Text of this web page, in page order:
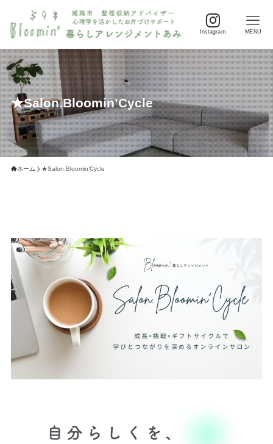
Instagram MENU
★Salon.Bloomin’Cycle
ホーム ★Salon.Bloomin’Cycle